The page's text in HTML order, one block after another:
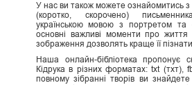
У нас ви також можете ознайомитись з
(коротко, скорочено)
українською мовою з портретом
основні важливі моменти про
зображення дозволять краще її
Наша онлайн-бібліотека пропонує
Кідрука в різних форматах: txt
повному зібранні творів ви